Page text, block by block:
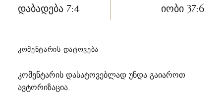
ნავიგაცია
დაბადება 7:4 იობი 37:6
ᲙᲝᲛᲔᲜᲢᲐᲠᲘᲡ ᲓᲐᲢᲝᲕᲔᲑᲐ
კომენტარის დასატოვებლად უნდა გაიაროთ
ავტორიზაცია.